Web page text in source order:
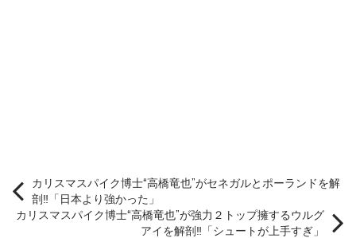
カリスマスパイク博士“高橋竜也”がセネガルとポーランドを解
剖‼︎「日本より強かった」
カリスマスパイク博士“高橋竜也”が強力２トップ擁するウルグ
アイを解剖‼︎「シュートが上手すぎ」